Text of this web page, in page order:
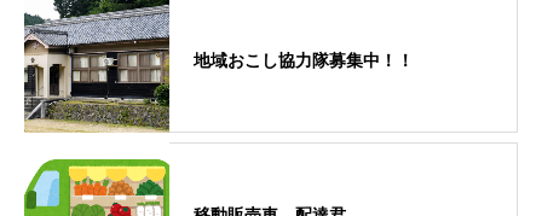
地域おこし協力隊募集中！！